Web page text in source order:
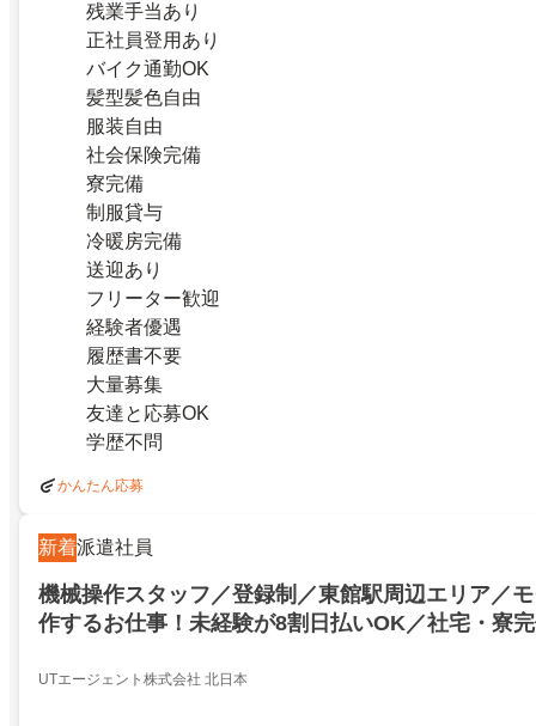
残業手当あり
正社員登用あり
バイク通勤OK
髪型髪色自由
服装自由
社会保険完備
寮完備
制服貸与
冷暖房完備
送迎あり
フリーター歓迎
経験者優遇
履歴書不要
大量募集
友達と応募OK
学歴不問
かんたん応募
新着派遣社員
機械操作スタッフ／登録制／東館駅周辺エリア／
作するお仕事！未経験が8割日払いOK／社宅・寮
UTエージェント株式会社 北日本